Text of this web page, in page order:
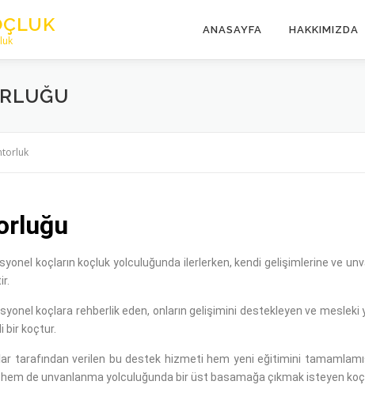
ANASAYFA HAKKIMIZDA
koçların koçluk yolculuğunda ilerlerken, kendi gelişimlerine ve
koçlara rehberlik eden, onların gelişimini destekleyen ve mesleki
bir koçtur.
tarafından verilen bu destek hizmeti hem yeni eğitimini
de unvanlanma yolculuğunda bir üst basamağa çıkmak isteyen